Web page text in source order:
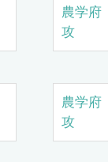
農学
攻
農学
攻